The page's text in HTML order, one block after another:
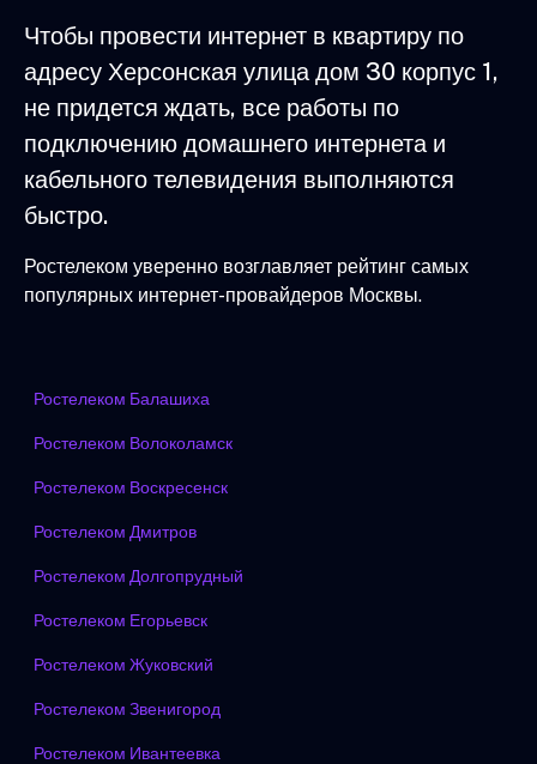
Чтобы провести интернет в квартиру по
адресу Херсонская улица дом 30 корпус 1,
не придется ждать, все работы по
подключению домашнего интернета и
кабельного телевидения выполняются
быстро.
Ростелеком уверенно возглавляет рейтинг самых
популярных интернет-провайдеров Москвы.
Ростелеком Балашиха
Ростелеком Волоколамск
Ростелеком Воскресенск
Ростелеком Дмитров
Ростелеком Долгопрудный
Ростелеком Егорьевск
Ростелеком Жуковский
Ростелеком Звенигород
Ростелеком Ивантеевка